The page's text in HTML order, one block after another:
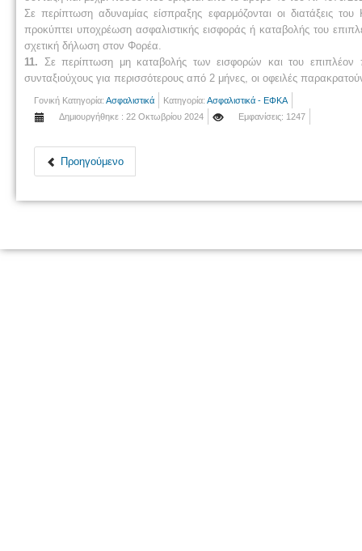
Σε περίπτωση αδυναμίας είσπραξης εφαρμόζονται οι
προκύπτει υποχρέωση ασφαλιστικής εισφοράς ή καταβολής του
σχετική δήλωση στον Φορέα.
11. Σε περίπτωση μη καταβολής των εισφορών και του
συνταξιούχους για περισσότερους από 2 μήνες, οι οφειλές
Γονική Κατηγορία: Ασφαλιστικά Κατηγορία: Ασφαλιστικά - ΕΦΚΑ
Δημιουργήθηκε : 22 Οκτωβρίου 2024
Εμφανίσεις: 1247
Προηγούμενο